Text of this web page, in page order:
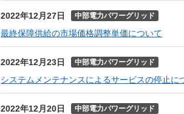
2022年12月27日 中部電力パワーグリッド
最終保障供給の市場価格調整単価について
2022年12月23日 中部電力パワーグリッド
システムメンテナンスによるサービスの停止に
2022年12月20日 中部電力パワーグリッド